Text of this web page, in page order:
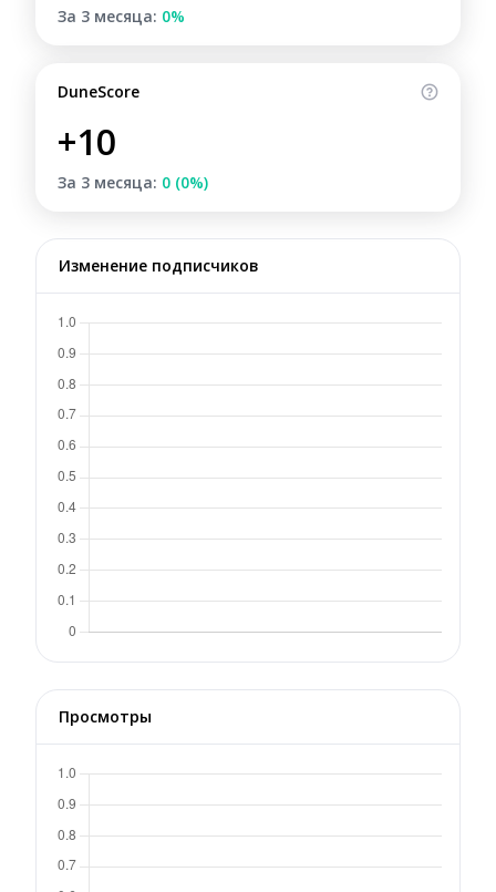
За 3 месяца: 0%
DuneScore
+10
За 3 месяца: 0 (0%)
Изменение подписчиков
Просмотры